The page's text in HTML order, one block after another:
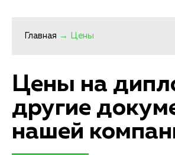
Главная → Цены
Цены на
другие
нашей